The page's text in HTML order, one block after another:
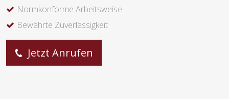
Normkonforme Arbeitsweise
Bewährte Zuverlässigkeit
Jetzt Anrufen